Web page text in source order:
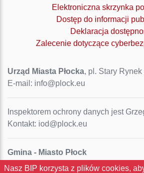
Elektroniczna skrzynka
Dostęp do informacji
Deklaracja
Zalecenie dotyczące
Urząd Miasta Płocka, pl. Stary Rynek
E-mail: info@plock.eu
Inspektorem ochrony danych jest
Kontakt: iod@plock.eu
Gmina - Miasto Płock
Pl. Stary Rynek 1
Nasz BIP korzysta z plików cookies,